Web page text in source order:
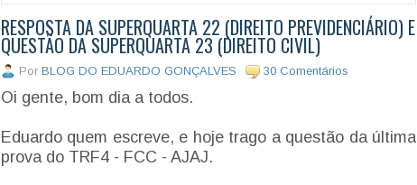
RESPOSTA DA SUPERQUARTA 22 (DIREITO PREVIDENCIÁRIO) E
QUESTÃO DA SUPERQUARTA 23 (DIREITO CIVIL)
Por BLOG DO EDUARDO GONÇALVES 30 Comentários
Oi gente, bom dia a todos.
Eduardo quem escreve, e hoje trago a questão da última
prova do TRF4 - FCC - AJAJ.